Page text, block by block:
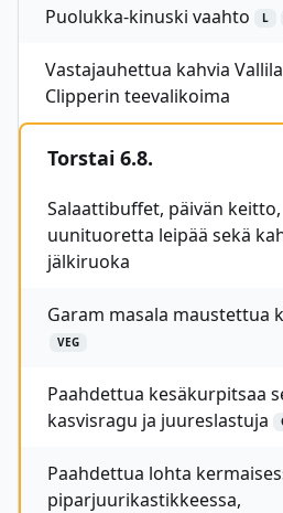
Puolukka-kinuski vaahto L
Vastajauhettua kahvia
Clipperin teevalikoima
Torstai 6.8.
Salaattibuffet, päivän keitto,
uunituoretta leipää sekä
jälkiruoka
Garam masala maustettua
VEG
Paahdettua kesäkurpitsaa
kasvisragu ja juureslastuja
Paahdettua lohta
piparjuurikastikkeessa,